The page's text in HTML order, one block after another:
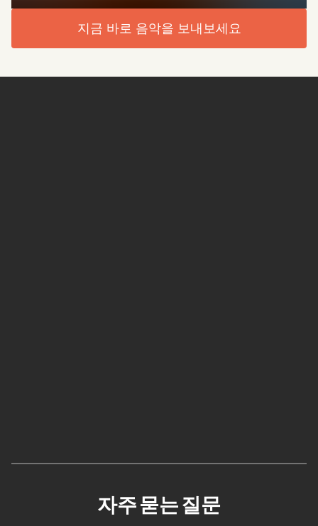
지금 바로 음악을 보내보세요
자주 묻는 질문